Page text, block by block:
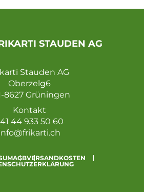
STAUDEN AG
Stauden AG
Oberzelg6
8627 Grüningen
Kontakt
44 933 50 60
AGBVERSANDKOSTEN